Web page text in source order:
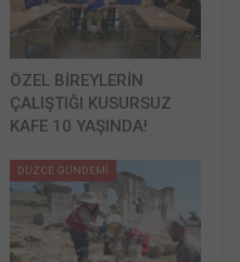
ÖZEL BİREYLERİN
ÇALIŞTIĞI KUSURSUZ
KAFE 10 YAŞINDA!
DÜZCE GÜNDEMİ